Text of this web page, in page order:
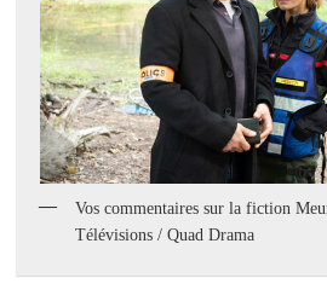
Vos commentaires sur la fiction
Télévisions / Quad Drama